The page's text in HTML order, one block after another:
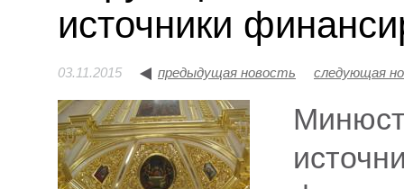
источники
03.11.2015 предыдущая новость следующая